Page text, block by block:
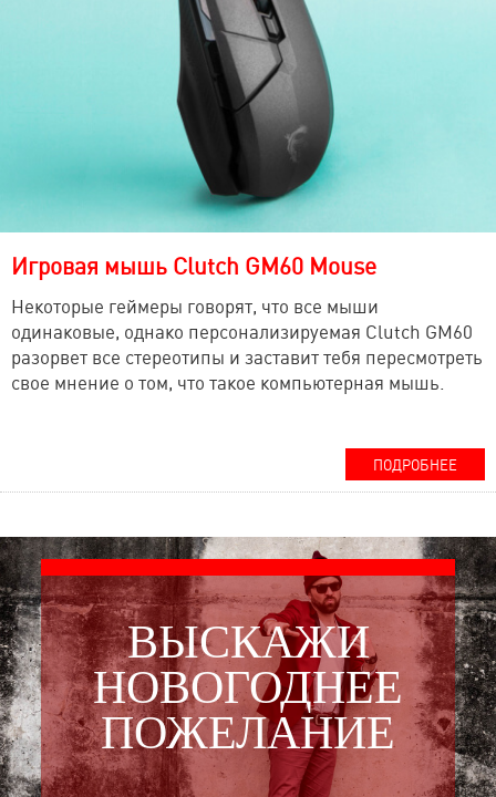
Игровая мышь Clutch GM60 Mouse
Некоторые геймеры говорят, что все мыши
одинаковые, однако персонализируемая Clutch GM60
разорвет все стереотипы и заставит тебя пересмотреть
свое мнение о том, что такое компьютерная мышь.
ПОДРОБНЕЕ
ВЫСКАЖИ
НОВОГОДНЕЕ
ПОЖЕЛАНИЕ